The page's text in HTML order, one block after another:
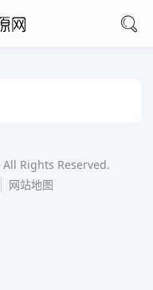
All Rights Reserved.
网站地图